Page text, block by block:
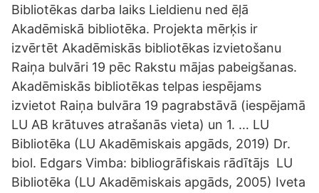
Bibliotēkas darba laiks Lieldienu ned ēļā
Akadēmiskā bibliotēka. Projekta mērķis ir
izvērtēt Akadēmiskās bibliotēkas izvietošanu
Raiņa bulvāri 19 pēc Rakstu mājas pabeigšanas.
Akadēmiskās bibliotēkas telpas iespējams
izvietot Raiņa bulvāra 19 pagrabstāvā (iespējamā
LU AB krātuves atrašanās vieta) un 1. … LU
Bibliotēka (LU Akadēmiskais apgāds, 2019) Dr.
biol. Edgars Vimba: bibliogrāfiskais rādītājs LU
Bibliotēka (LU Akadēmiskais apgāds, 2005) Iveta